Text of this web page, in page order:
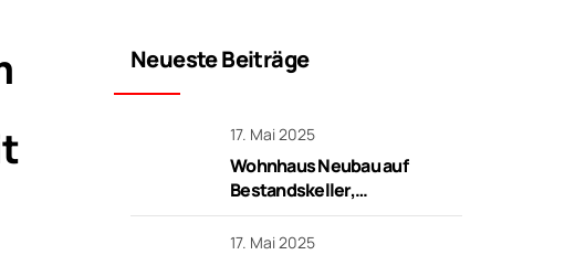
Neueste Beiträge
17. Mai 2025
Wohnhaus Neubau auf
Bestandskeller,
Kellersanierung,
Rohbauarbeiten in Frankfurt
17. Mai 2025